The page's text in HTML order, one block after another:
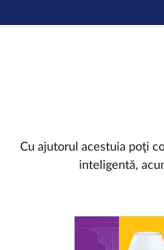
Cu ajutorul acestuia poţi
inteligentă,